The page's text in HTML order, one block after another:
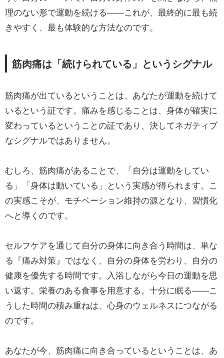
理のない形で運動を続ける——これが、最終的に最も続
きやすく、最も体験的な方法なのです。
筋肉痛は「続けられている」というシグナル
筋肉痛が出ているということは、あなたが運動を続けて
いるという証です。痛みを感じることは、身体が確実に
変わっているということの証であり、決してネガティブ
なシグナルではありません。
むしろ、筋肉痛があることで、「自分は運動をしてい
る」「身体は動いている」という実感が得られます。こ
の実感こそが、モチベーション維持の源となり、習慣化
へと導くのです。
セルフケアを通じて自分の身体に向き合う時間は、単な
る『痛み対策』ではなく、自分の身体を労わり、自分の
健康を優先する時間です。入浴しながら今日の運動を思
い返す。栄養のある食事を用意する。十分に眠る——こ
うした時間の積み重ねは、心身のウェルネスにつながる
のです。
あなたが今、筋肉痛に向き合っているということは、あ